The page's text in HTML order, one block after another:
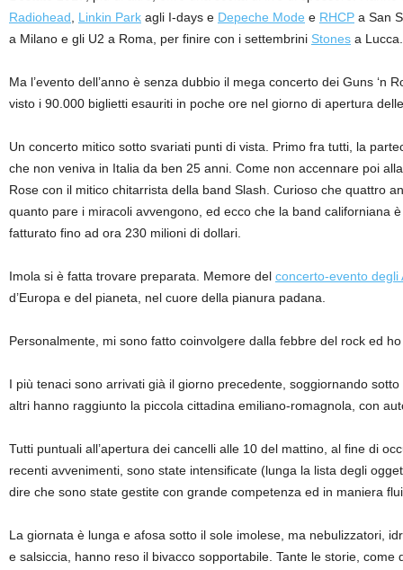
Radiohead
Linkin Park agli I-days e Depeche Mode e RHCP a San
a Milano e gli U2 a Roma, per finire con i settembrini Stones a Lucca.
Ma l’evento dell’anno è senza dubbio il mega concerto dei Guns
visto i 90.000 biglietti esauriti in poche ore nel giorno di apertura
Un concerto mitico sotto svariati punti di vista. Primo fra tutti, la
che non veniva in Italia da ben 25 anni. Come non accennare poi
Rose con il mitico chitarrista della band Slash. Curioso che quattro
quanto pare i miracoli avvengono, ed ecco che la band californiana
fatturato fino ad ora 230 milioni di dollari.
Imola si è fatta trovare preparata. Memore del concerto-evento degli
d’Europa e del pianeta, nel cuore della pianura padana.
Personalmente, mi sono fatto coinvolgere dalla febbre del rock ed
I più tenaci sono arrivati già il giorno precedente, soggiornando
altri hanno raggiunto la piccola cittadina emiliano-romagnola, con
Tutti puntuali all’apertura dei cancelli alle 10 del mattino, al fine di
recenti avvenimenti, sono state intensificate (lunga la lista degli
dire che sono state gestite con grande competenza ed in maniera
La giornata è lunga e afosa sotto il sole imolese, ma nebulizzatori,
e salsiccia, hanno reso il bivacco sopportabile. Tante le storie,